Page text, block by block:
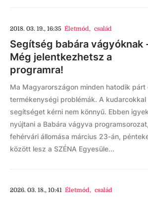
2018. 03. 19., 16:35 Életmód, család
Segítség babára vágyóknak
Még jelentkezhetsz a
programra!
Ma Magyarországon minden hatodik párt
termékenységi problémák. A kudarcokkal
segítséget kérni nem könnyű. Ebben
nyújtani a Babára vágyva
fehérvári állomása március 23-án,
között lesz a SZÉNA Egyesüle...
2026. 03. 18., 10:41 Életmód, család